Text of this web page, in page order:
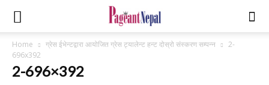
Home ग्रेस ईभेन्टद्वारा आयोजित ग्रेस ट्यालेन्ट हन्ट दोस्रो संस्करण सम्पन्न
2-
696x392
2-696×392